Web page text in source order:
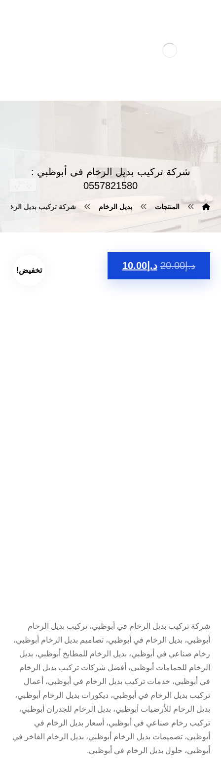
شركة تركيب بديل الرخام فى أبوظبي :
0557821580
المنتجات بديل الرخام شركة تركيب بديل الرخام فى
تخفيض! د.إ20.00 د.إ10.00
شركة تركيب بديل الرخام في أبوظبي، تركيب بديل الرخام
أبوظبي، بديل الرخام في أبوظبي، تصاميم بديل الرخام أبوظبي،
رخام صناعي في أبوظبي، بديل الرخام للمطابخ أبوظبي، بديل
الرخام للحمامات أبوظبي، أفضل شركات تركيب بديل الرخام
في أبوظبي، خدمات تركيب بديل الرخام في أبوظبي، أعمال
تركيب بديل الرخام في أبوظبي، ديكورات بديل الرخام أبوظبي،
بديل الرخام للأرضيات أبوظبي، بديل الرخام للجدران أبوظبي،
تركيب رخام صناعي في أبوظبي، أسعار بديل الرخام في
أبوظبي، تصميمات بديل الرخام أبوظبي، بديل الرخام الفاخر في
أبوظبي، حلول بديل الرخام في أبوظبي.